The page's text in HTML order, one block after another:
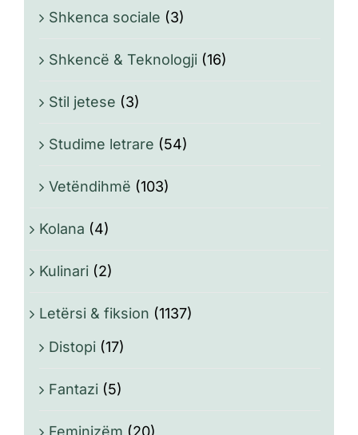
Shkenca sociale (3)
Shkencë & Teknologji (16)
Stil jetese (3)
Studime letrare (54)
Vetëndihmë (103)
Kolana (4)
Kulinari (2)
Letërsi & fiksion (1137)
Distopi (17)
Fantazi (5)
Feminizëm (20)